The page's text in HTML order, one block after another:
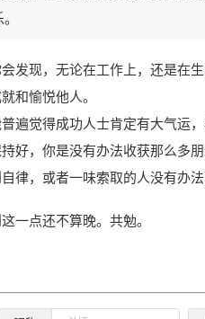
发现，无论在工作上，还是在
和愉悦他人。
遍觉得成功人士肯定有大气运
好，你是没有办法收获那么多朋
律，或者一味索取的人没有办法
一点还不算晚。共勉。